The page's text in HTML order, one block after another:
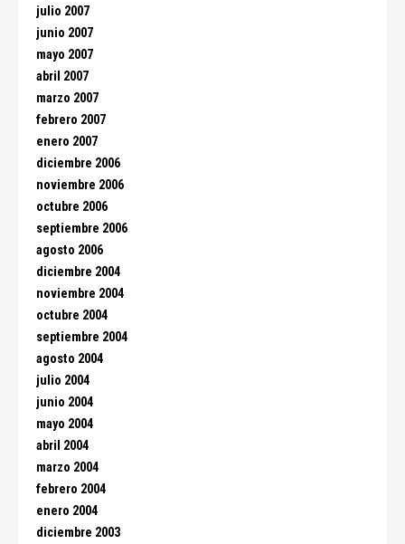
julio 2007
junio 2007
mayo 2007
abril 2007
marzo 2007
febrero 2007
enero 2007
diciembre 2006
noviembre 2006
octubre 2006
septiembre 2006
agosto 2006
diciembre 2004
noviembre 2004
octubre 2004
septiembre 2004
agosto 2004
julio 2004
junio 2004
mayo 2004
abril 2004
marzo 2004
febrero 2004
enero 2004
diciembre 2003